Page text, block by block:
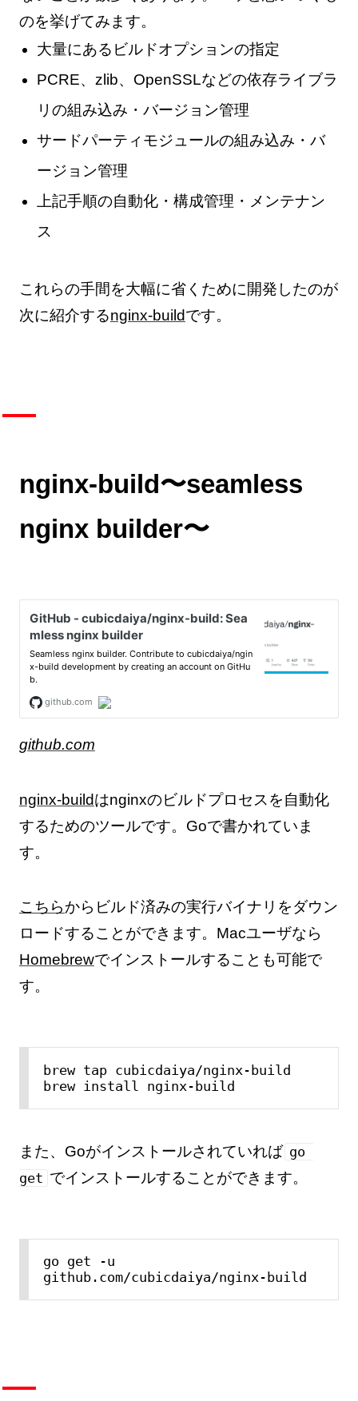
のを挙げてみます。
大量にあるビルドオプションの指定
PCRE、zlib、OpenSSLなどの依存ライブラ
リの組み込み・バージョン管理
サードパーティモジュールの組み込み・バ
ージョン管理
上記手順の自動化・構成管理・メンテナン
ス
これらの手間を大幅に省くために開発したのが
次に紹介するnginx-buildです。
nginx-build〜seamless
nginx builder〜
github.com
nginx-buildはnginxのビルドプロセスを自動化
するためのツールです。Goで書かれていま
す。
こちらからビルド済みの実行バイナリをダウン
ロードすることができます。Macユーザなら
Homebrewでインストールすることも可能で
す。
brew tap cubicdaiya/nginx-build
brew install nginx-build
また、Goがインストールされていれば go
get でインストールすることができます。
go get -u
github.com/cubicdaiya/nginx-build